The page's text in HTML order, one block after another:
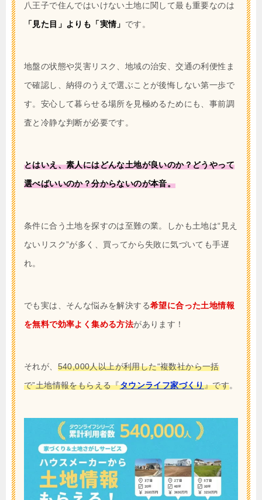
八王子で住んではいけない土地に関して最も重要なのは
「見た目」よりも「実情」 です。
地盤の状態や災害リスク、地域の治安、交通の利便性ま
で確認し、納得のうえで選ぶことが後悔しない第一歩で
す。安心して暮らせる場所を見極めるためにも、事前調
査と冷静な判断が必要です。
とはいえ、素人にはどんな土地が良いのか？どうやって
選べばいいのか？分からないのが本音。
条件に合う土地を探すのは至難の業。しかも土地は“見え
ないリスク”が多く、買ってから失敗に気づいても手遅
れ。
でも実は、そんな悩みを解決する希望に合った土地情報
を無料で効率よく集める方法があります！
それが、 540,000人以上が利用した“複数社から一括
で”土地情報をもらえる『タウンライフ家づくり』です。